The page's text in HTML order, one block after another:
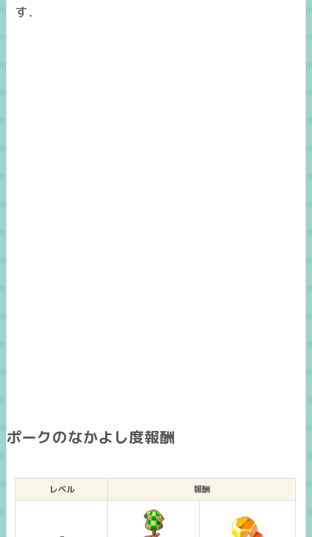
す．
ポークのなかよし度報酬
レベル 報酬